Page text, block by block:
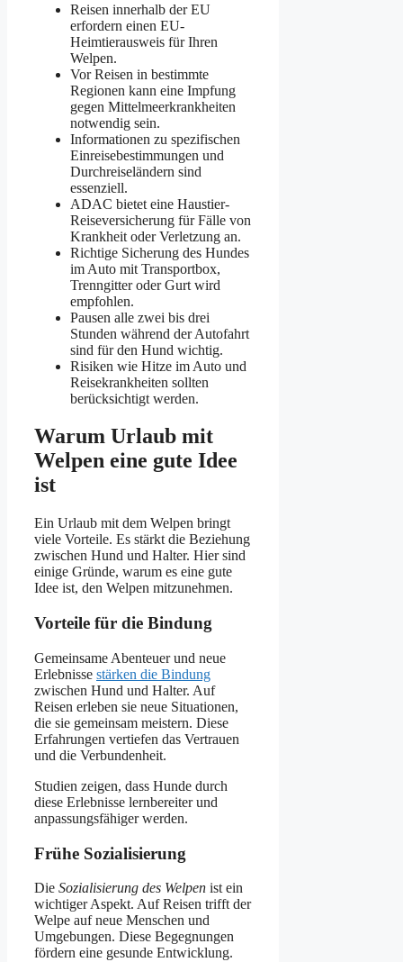
Reisen innerhalb der EU
erfordern einen EU-
Heimtierausweis für Ihren
Welpen.
Vor Reisen in bestimmte
Regionen kann eine Impfung
gegen Mittelmeerkrankheiten
notwendig sein.
Informationen zu spezifischen
Einreisebestimmungen und
Durchreiseländern sind
essenziell.
ADAC bietet eine Haustier-
Reiseversicherung für Fälle von
Krankheit oder Verletzung an.
Richtige Sicherung des Hundes
im Auto mit Transportbox,
Trenngitter oder Gurt wird
empfohlen.
Pausen alle zwei bis drei
Stunden während der Autofahrt
sind für den Hund wichtig.
Risiken wie Hitze im Auto und
Reisekrankheiten sollten
berücksichtigt werden.
Warum Urlaub mit
Welpen eine gute Idee
ist
Ein Urlaub mit dem Welpen bringt
viele Vorteile. Es stärkt die Beziehung
zwischen Hund und Halter. Hier sind
einige Gründe, warum es eine gute
Idee ist, den Welpen mitzunehmen.
Vorteile für die Bindung
Gemeinsame Abenteuer und neue
Erlebnisse stärken die Bindung
zwischen Hund und Halter. Auf
Reisen erleben sie neue Situationen,
die sie gemeinsam meistern. Diese
Erfahrungen vertiefen das Vertrauen
und die Verbundenheit.
Studien zeigen, dass Hunde durch
diese Erlebnisse lernbereiter und
anpassungsfähiger werden.
Frühe Sozialisierung
Die Sozialisierung des Welpen ist ein
wichtiger Aspekt. Auf Reisen trifft der
Welpe auf neue Menschen und
Umgebungen. Diese Begegnungen
fördern eine gesunde Entwicklung.